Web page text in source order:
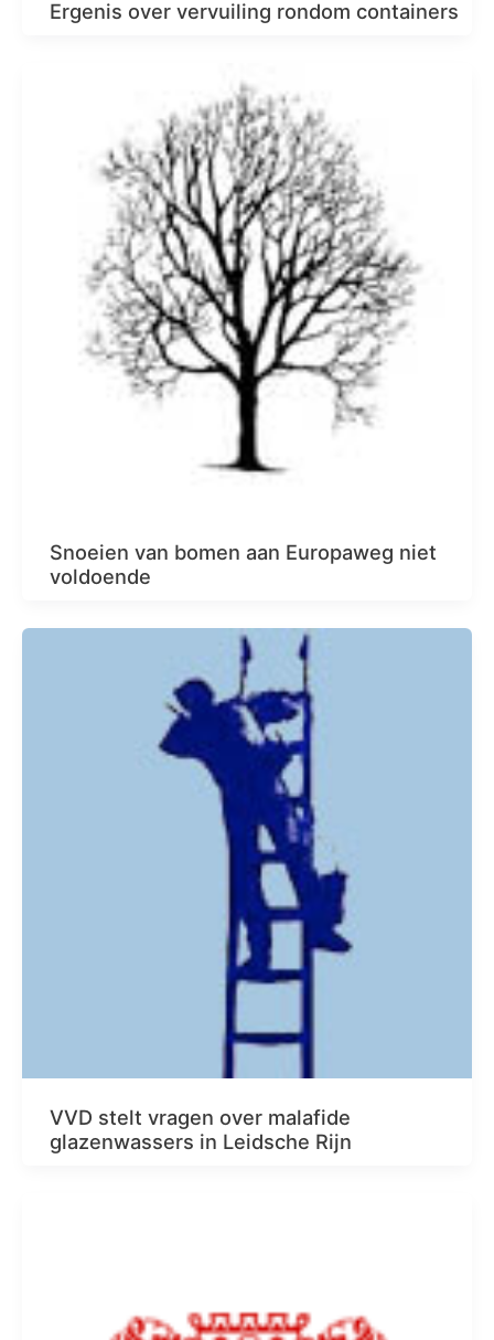
Ergenis over vervuiling rondom containers
Snoeien van bomen aan Europaweg niet
voldoende
VVD stelt vragen over malafide
glazenwassers in Leidsche Rijn